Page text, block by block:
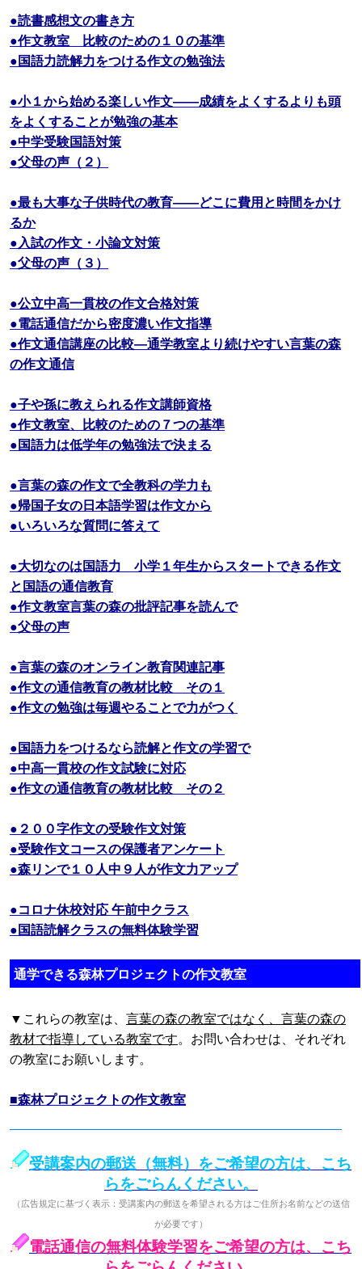
●読書感想文の書き方
●作文教室 比較のための１０の基準
●国語力読解力をつける作文の勉強法
●小１から始める楽しい作文――成績をよくするよりも頭
をよくすることが勉強の基本
●中学受験国語対策
●父母の声（２）
●最も大事な子供時代の教育――どこに費用と時間をかけ
るか
●入試の作文・小論文対策
●父母の声（３）
●公立中高一貫校の作文合格対策
●電話通信だから密度濃い作文指導
●作文通信講座の比較―通学教室より続けやすい言葉の森
の作文通信
●子や孫に教えられる作文講師資格
●作文教室、比較のための７つの基準
●国語力は低学年の勉強法で決まる
●言葉の森の作文で全教科の学力も
●帰国子女の日本語学習は作文から
●いろいろな質問に答えて
●大切なのは国語力 小学１年生からスタートできる作文
と国語の通信教育
●作文教室言葉の森の批評記事を読んで
●父母の声
●言葉の森のオンライン教育関連記事
●作文の通信教育の教材比較 その１
●作文の勉強は毎週やることで力がつく
●国語力をつけるなら読解と作文の学習で
●中高一貫校の作文試験に対応
●作文の通信教育の教材比較 その２
●２００字作文の受験作文対策
●受験作文コースの保護者アンケート
●森リンで１０人中９人が作文力アップ
●コロナ休校対応 午前中クラス
●国語読解クラスの無料体験学習
通学できる森林プロジェクトの作文教室
▼これらの教室は、 言葉の森の教室ではなく、言葉の森の
教材で指導している教室です。お問い合わせは、それぞれ
の教室にお願いします。
■森林プロジェクトの作文教室
受講案内の郵送（無料）をご希望の方は、こち
らをごらんください。
（広告規定に基づく表示：受講案内の郵送を希望される方はご住所お名前などの送信
が必要です）
電話通信の無料体験学習をご希望の方は、こち